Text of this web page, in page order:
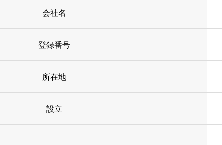
会社名
登録番号
所在地
設立